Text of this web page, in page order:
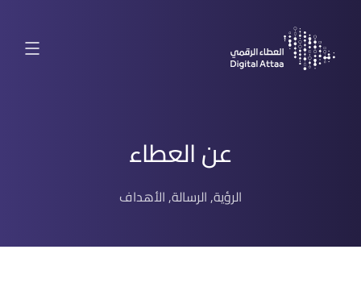
عن العطاء
الرؤية, الرسالة, الأهداف